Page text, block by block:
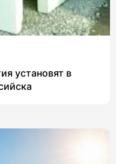
установят в